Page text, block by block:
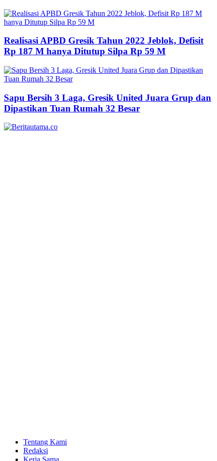
Realisasi APBD Gresik Tahun 2022 Jeblok, Defisit
Rp 187 M hanya Ditutup Silpa Rp 59 M
Sapu Bersih 3 Laga, Gresik United Juara Grup dan
Dipastikan Tuan Rumah 32 Besar
Tentang Kami
Redaksi